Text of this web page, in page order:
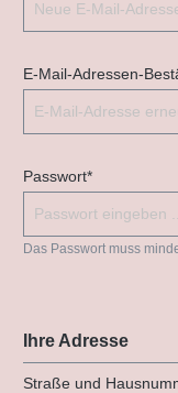
E-Mail-Adressen-
Passwort*
Das Passwort muss
Ihre Adresse
Straße und